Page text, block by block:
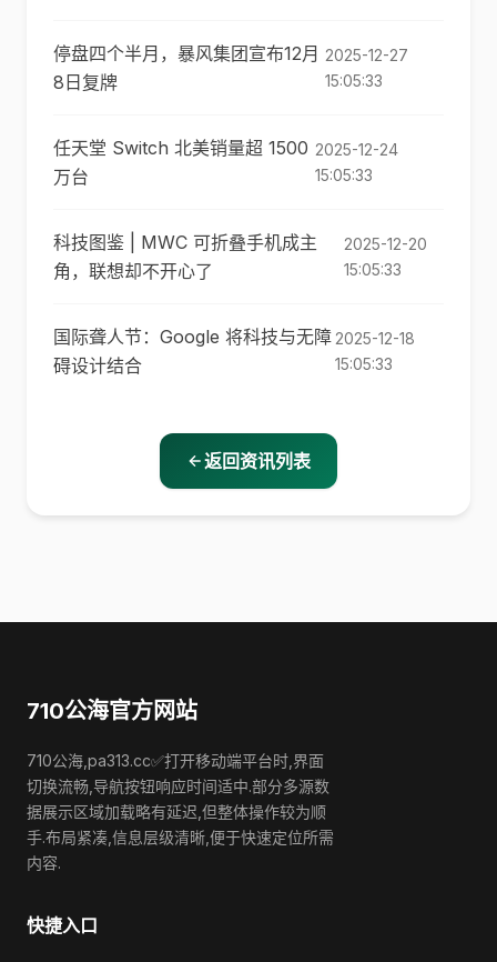
停盘四个半月，暴风集团宣布12月
8日复牌
2025-12-27
15:05:33
任天堂 Switch 北美销量超 1500
万台
2025-12-24
15:05:33
科技图鉴 | MWC 可折叠手机成主
角，联想却不开心了
2025-12-20
15:05:33
国际聋人节：Google 将科技与无障
碍设计结合
2025-12-18
15:05:33
返回资讯列表
710公海官方网站
710公海,pa313.cc✅打开移动端平台时,界面
切换流畅,导航按钮响应时间适中.部分多源数
据展示区域加载略有延迟,但整体操作较为顺
手.布局紧凑,信息层级清晰,便于快速定位所需
内容.
快捷入口